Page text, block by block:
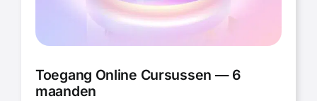
Toegang Online Cursussen — 6
maanden